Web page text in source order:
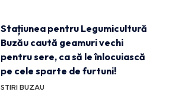
Stațiunea pentru Legumicultură
Buzău caută geamuri vechi
pentru sere, ca să le înlocuiască
pe cele sparte de furtuni!
STIRI BUZAU